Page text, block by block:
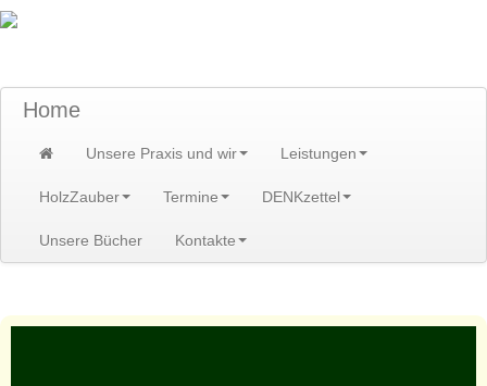
Home
Unsere Praxis und wir Leistungen
HolzZauber Termine DENKzettel
Unsere Bücher Kontakte